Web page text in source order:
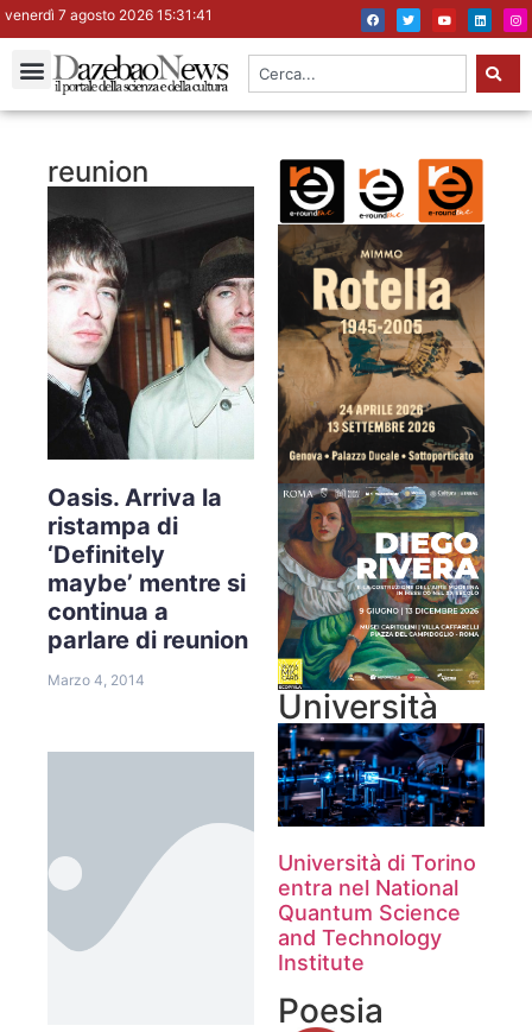
venerdì 7 agosto 2026 15:31:41
reunion
Oasis. Arriva la
ristampa di
‘Definitely
maybe’ mentre si
continua a
parlare di reunion
Marzo 4, 2014
Università
Università di Torino
entra nel National
Quantum Science
and Technology
Institute
Poesia